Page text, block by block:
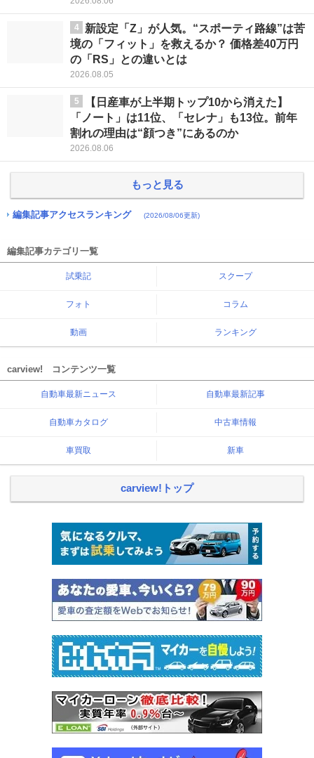
4
新設定「Z」が人気。“スポーティ路線”は苦
境の「フィット」を救えるか？ 価格差40万円
の「RS」との違いとは
2026.08.05
5
【日産車が上半期トップ10から消えた】
「ノート」は11位、「セレナ」も13位。前年
割れの理由は“顔つき”にあるのか
2026.08.06
もっと見る
編集記事アクセスランキング (2026/08/06更新)
編集記事カテゴリ一覧
試乗記 スクープ
フォト コラム
動画 ランキング
carview! コンテンツ一覧
自動車最新ニュース 自動車最新記事
自動車カタログ 中古車情報
車買取 新車
carview!トップ